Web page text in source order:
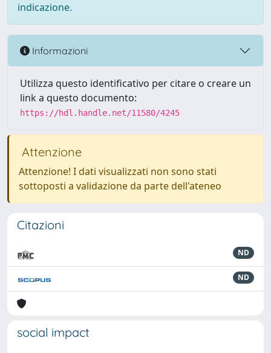
indicazione.
Informazioni
Utilizza questo identificativo per citare o creare un
link a questo documento:
https://hdl.handle.net/11580/4245
Attenzione
Attenzione! I dati visualizzati non sono stati
sottoposti a validazione da parte dell'ateneo
Citazioni
ND
ND
social impact